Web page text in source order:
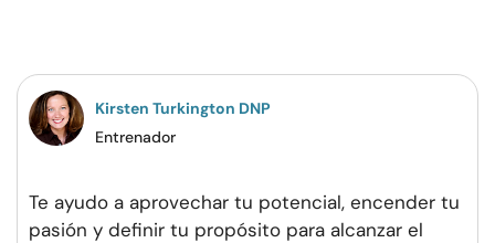
Kirsten Turkington DNP
Entrenador
Te ayudo a aprovechar tu potencial, encender tu
pasión y definir tu propósito para alcanzar el